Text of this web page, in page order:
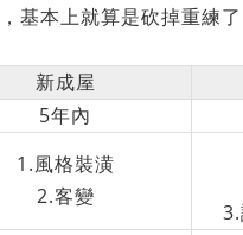
基本上就算是砍掉重練
新成屋
5年內
1.風格裝潢
2.客變